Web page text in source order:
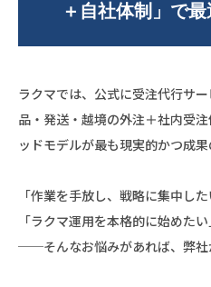
＋自社体制」で
ラクマでは、公式に受注代行サ
品・発送・越境の外注＋社内受
ッドモデルが最も現実的かつ成果
「作業を手放し、戦略に集中した
「ラクマ運用を本格的に始めたい
──そんなお悩みがあれば、弊社